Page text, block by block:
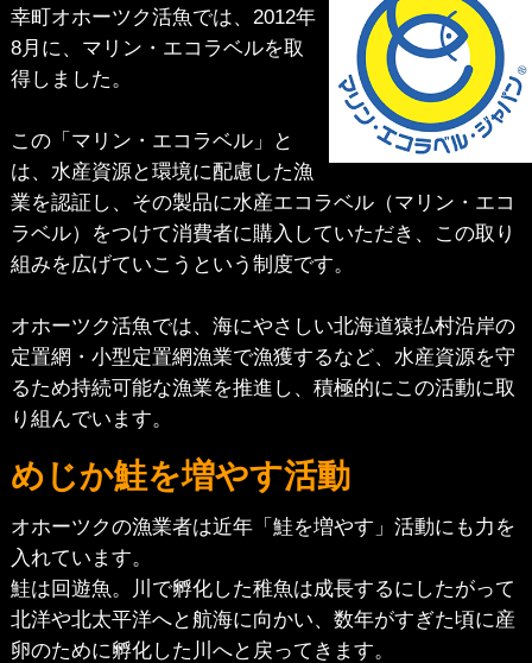
幸町オホーツク活魚では、2012年
8月に、マリン・エコラベルを取
得しました。
この「マリン・エコラベル」と
は、水産資源と環境に配慮した漁
業を認証し、その製品に水産エコラベル（マリン・エコ
ラベル）をつけて消費者に購入していただき、この取り
組みを広げていこうという制度です。
オホーツク活魚では、海にやさしい北海道猿払村沿岸の
定置網・小型定置網漁業で漁獲するなど、水産資源を守
るため持続可能な漁業を推進し、積極的にこの活動に取
り組んでいます。
めじか鮭を増やす活動
オホーツクの漁業者は近年「鮭を増やす」活動にも力を
入れています。
鮭は回遊魚。川で孵化した稚魚は成長するにしたがって
北洋や北太平洋へと航海に向かい、数年がすぎた頃に産
卵のために孵化した川へと戻ってきます。